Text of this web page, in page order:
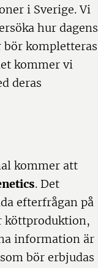
i Sverige. Vi
hur dagens
kompletteras
kommer vi
deras
kommer att
. Det
efterfrågan på
köttproduktion,
information är
bör erbjudas